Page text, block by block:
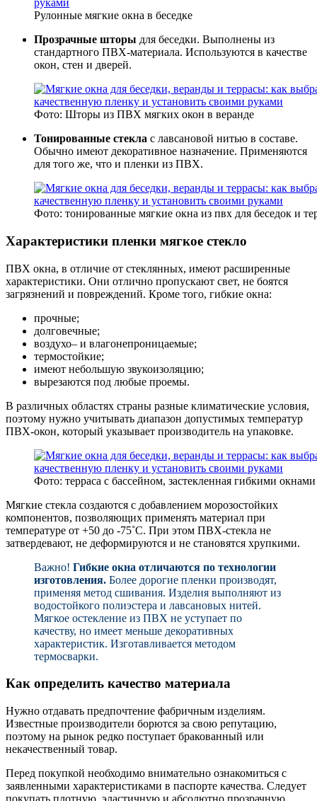
Рулонные мягкие окна в беседке
Прозрачные шторы для беседки. Выполнены из
стандартного ПВХ-материала. Используются в качестве
окон, стен и дверей.
Фото: Шторы из ПВХ мягких окон в веранде
Тонированные стекла с лавсановой нитью в составе.
Обычно имеют декоративное назначение. Применяются
для того же, что и пленки из ПВХ.
Фото: тонированные мягкие окна из пвх для беседок и
Характеристики пленки мягкое стекло
ПВХ окна, в отличие от стеклянных, имеют расширенные
характеристики. Они отлично пропускают свет, не боятся
загрязнений и повреждений. Кроме того, гибкие окна:
прочные;
долговечные;
воздухо– и влагонепроницаемые;
термостойкие;
имеют небольшую звукоизоляцию;
вырезаются под любые проемы.
В различных областях страны разные климатические условия,
поэтому нужно учитывать диапазон допустимых температур
ПВХ-окон, который указывает производитель на упаковке.
Фото: терраса с бассейном, застекленная гибкими окнами
Мягкие стекла создаются с добавлением морозостойких
компонентов, позволяющих применять материал при
температуре от +50 до -75˚C. При этом ПВХ-стекла не
затвердевают, не деформируются и не становятся хрупкими.
Важно! Гибкие окна отличаются по технологии
изготовления. Более дорогие пленки производят,
применяя метод сшивания. Изделия выполняют из
водостойкого полиэстера и лавсановых нитей.
Мягкое остекление из ПВХ не уступает по
качеству, но имеет меньше декоративных
характеристик. Изготавливается методом
термосварки.
Как определить качество материала
Нужно отдавать предпочтение фабричным изделиям.
Известные производители борются за свою репутацию,
поэтому на рынок редко поступает бракованный или
некачественный товар.
Перед покупкой необходимо внимательно ознакомиться с
заявленными характеристиками в паспорте качества. Следует
покупать плотную, эластичную и абсолютно прозрачную